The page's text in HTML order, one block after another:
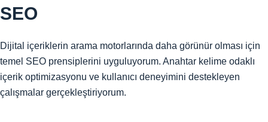
SEO
Dijital içeriklerin arama motorlarında daha görünür olması için
temel SEO prensiplerini uyguluyorum. Anahtar kelime odaklı
içerik optimizasyonu ve kullanıcı deneyimini destekleyen
çalışmalar gerçekleştiriyorum.